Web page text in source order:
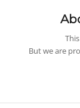
But we are